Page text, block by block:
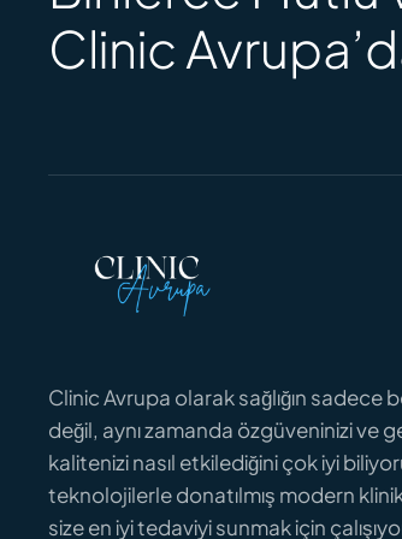
Clinic
Clinic Avrupa olarak sağlığın sadece
değil, aynı zamanda özgüveninizi ve
kalitenizi nasıl etkilediğini çok iyi
teknolojilerle donatılmış modern
size en iyi tedaviyi sunmak için